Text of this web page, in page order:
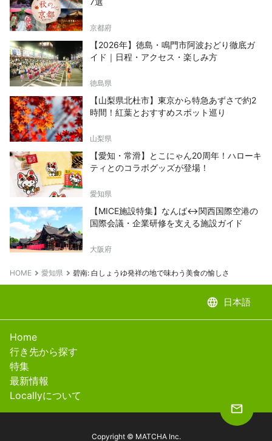
京都府
【2026年】徳島・鳴門市阿波おどり徹底ガ
イド｜日程・アクセス・楽しみ方
徳島県
【山梨県北杜市】東京から特急あずさで約2
時間！紅葉とおすすめスポット巡り
山梨県
【愛知・常滑】とこにゃん20周年！ハローキ
ティとのコラボグッズが登場！
愛知県
【MICE施設特集】なんば↔関西国際空港の
国際会議・企業研修を支える施設ガイド
大阪府
HOME 愛知県 碧南: 白しょうゆ発祥の地で味わう美食の愉しさ
language 日本語
Home
行き先から探す
特集
最新情報
Locallyについて
Copyright © MATCHA Inc.